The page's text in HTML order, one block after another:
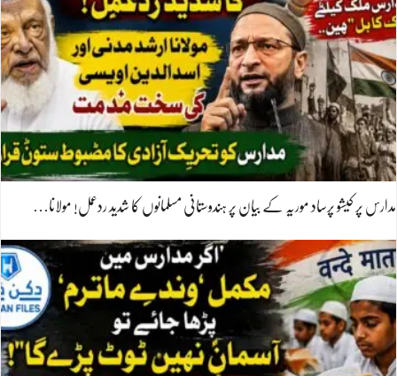
مدارس پر کیشو پرساد موریہ کے بیان پر ہندوستانی مسلمانوں کا شدید ردعمل! مولانا…